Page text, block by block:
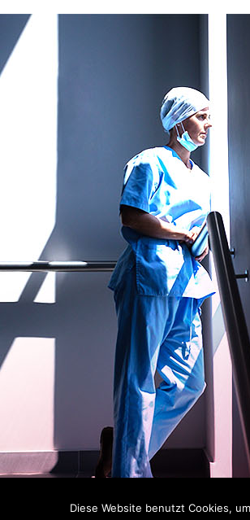
Diese Website benutzt Cookies,